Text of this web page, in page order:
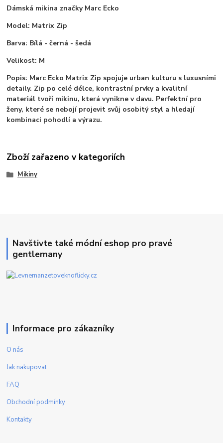
Dámská mikina značky Marc Ecko
Model: Matrix Zip
Barva: Bílá - černá - šedá
Velikost: M
Popis: Marc Ecko Matrix Zip spojuje urban kulturu s luxusními
detaily. Zip po celé délce, kontrastní prvky a kvalitní
materiál tvoří mikinu, která vynikne v davu. Perfektní pro
ženy, které se nebojí projevit svůj osobitý styl a hledají
kombinaci pohodlí a výrazu.
Zboží zařazeno v kategoriích
Mikiny
Navštivte také módní eshop pro pravé
gentlemany
Informace pro zákazníky
O nás
Jak nakupovat
FAQ
Obchodní podmínky
Kontakty